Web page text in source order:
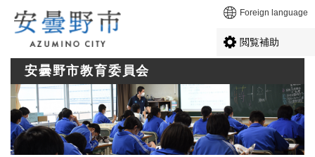
メニューを飛ばして本文へ Foreign language
閲覧補助
安曇野市教育委員会